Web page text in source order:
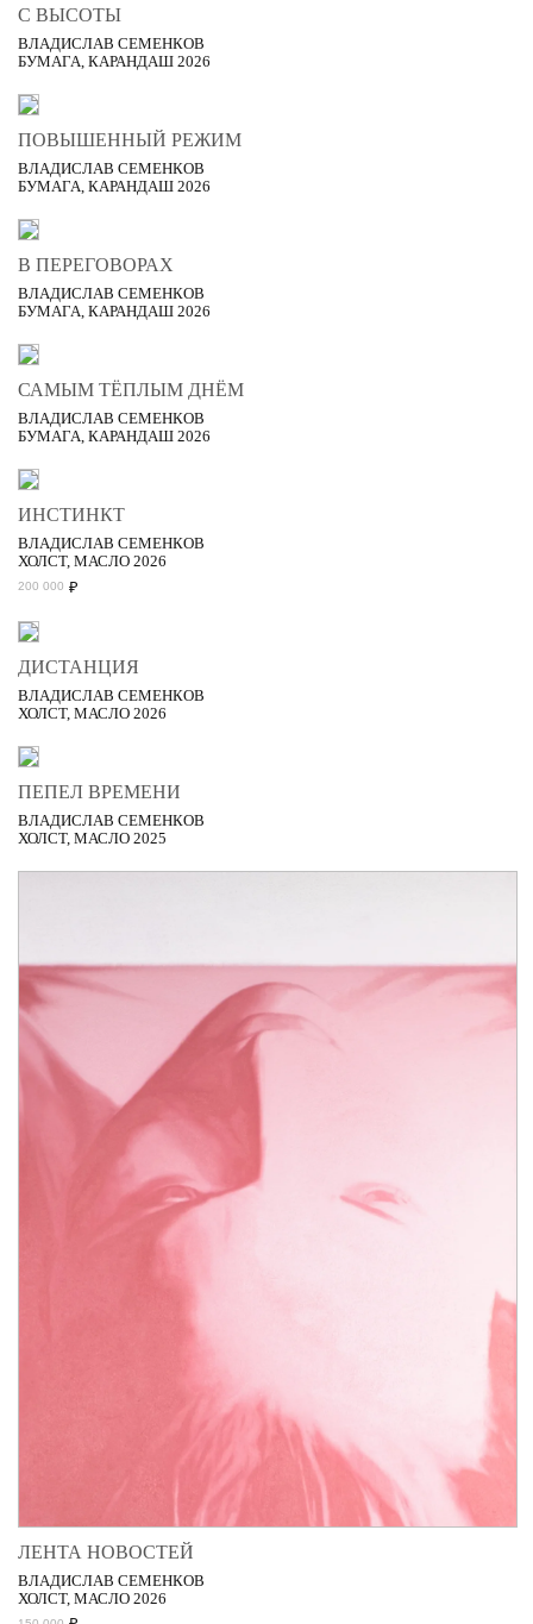
С ВЫСОТЫ
ВЛАДИСЛАВ СЕМЕНКОВ
БУМАГА, КАРАНДАШ 2026
ПОВЫШЕННЫЙ РЕЖИМ
ВЛАДИСЛАВ СЕМЕНКОВ
БУМАГА, КАРАНДАШ 2026
В ПЕРЕГОВОРАХ
ВЛАДИСЛАВ СЕМЕНКОВ
БУМАГА, КАРАНДАШ 2026
САМЫМ ТЁПЛЫМ ДНЁМ
ВЛАДИСЛАВ СЕМЕНКОВ
БУМАГА, КАРАНДАШ 2026
ИНСТИНКТ
ВЛАДИСЛАВ СЕМЕНКОВ
ХОЛСТ, МАСЛО 2026
200 000 ₽
ДИСТАНЦИЯ
ВЛАДИСЛАВ СЕМЕНКОВ
ХОЛСТ, МАСЛО 2026
ПЕПЕЛ ВРЕМЕНИ
ВЛАДИСЛАВ СЕМЕНКОВ
ХОЛСТ, МАСЛО 2025
ЛЕНТА НОВОСТЕЙ
ВЛАДИСЛАВ СЕМЕНКОВ
ХОЛСТ, МАСЛО 2026